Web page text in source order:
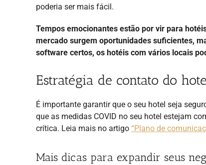
poderia ser mais fácil.
Tempos emocionantes estão por vir para
mercado surgem oportunidades suficientes,
software certos, os hotéis com vários locais
Estratégia de contato do
É importante garantir que o seu hotel seja
que as medidas COVID no seu hotel estejam
crítica. Leia mais no artigo “Plano de
Mais dicas para expandir seus